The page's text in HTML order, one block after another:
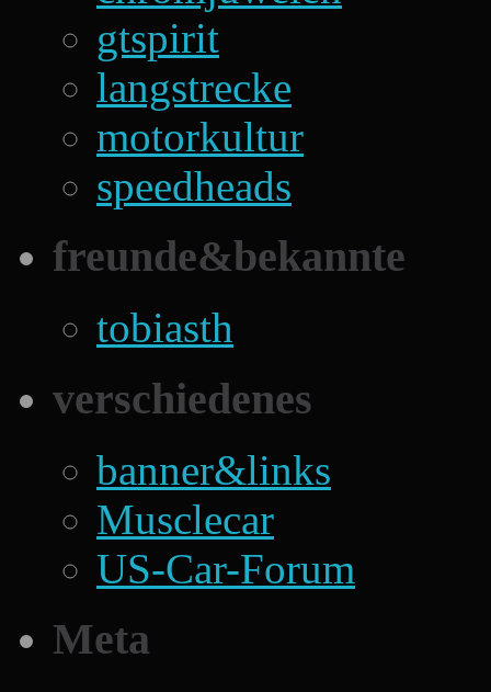
gtspirit
langstrecke
motorkultur
speedheads
freunde&bekannte
tobiasth
verschiedenes
banner&links
Musclecar
US-Car-Forum
Meta